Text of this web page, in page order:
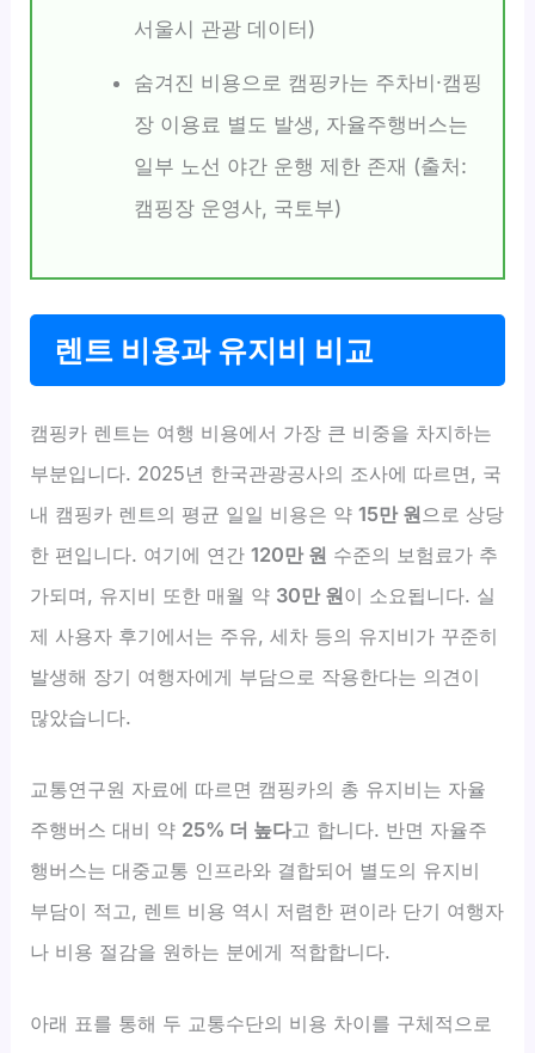
서울시 관광 데이터)
숨겨진 비용으로 캠핑카는 주차비·캠핑
장 이용료 별도 발생, 자율주행버스는
일부 노선 야간 운행 제한 존재 (출처:
캠핑장 운영사, 국토부)
렌트 비용과 유지비 비교
캠핑카 렌트는 여행 비용에서 가장 큰 비중을 차지하는
부분입니다. 2025년 한국관광공사의 조사에 따르면, 국
내 캠핑카 렌트의 평균 일일 비용은 약15만 원 으로 상당
한 편입니다. 여기에 연간120만 원 수준의 보험료가 추
가되며, 유지비 또한 매월 약 30만 원이 소요됩니다. 실
제 사용자 후기에서는 주유, 세차 등의 유지비가 꾸준히
발생해 장기 여행자에게 부담으로 작용한다는 의견이
많았습니다.
교통연구원 자료에 따르면 캠핑카의 총 유지비는 자율
주행버스 대비 약 25% 더 높다고 합니다. 반면 자율주
행버스는 대중교통 인프라와 결합되어 별도의 유지비
부담이 적고, 렌트 비용 역시 저렴한 편이라 단기 여행자
나 비용 절감을 원하는 분에게 적합합니다.
아래 표를 통해 두 교통수단의 비용 차이를 구체적으로